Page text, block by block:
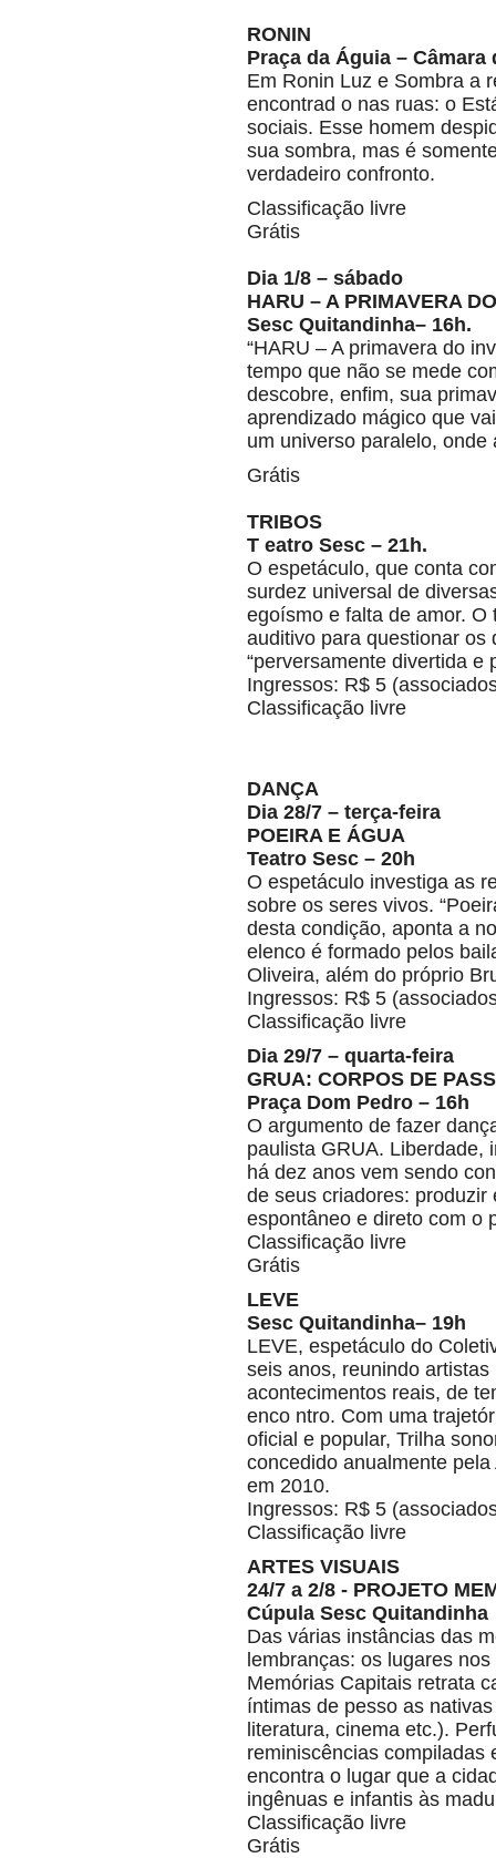
RONIN
Praça da Águia –
Em Ronin Luz e Sombra a
encontrad o nas ruas: o
sociais. Esse homem
sua sombra, mas é
verdadeiro confronto.
Classificação livre
Grátis
Dia 1/8 – sábado
HARU – A PRIMAVERA
Sesc Quitandinha– 16h.
“HARU – A primavera do
tempo que não se mede
descobre, enfim, sua
aprendizado mágico que
um universo paralelo,
Grátis
TRIBOS
T eatro Sesc – 21h.
O espetáculo, que conta
surdez universal de
egoísmo e falta de amor.
auditivo para questionar os
“perversamente divertida e
Ingressos: R$ 5
Classificação livre
DANÇA
Dia 28/7 – terça-feira
POEIRA E ÁGUA
Teatro Sesc – 20h
O espetáculo investiga as
sobre os seres vivos.
desta condição, aponta a
elenco é formado pelos
Oliveira, além do próprio
Ingressos: R$ 5
Classificação livre
Dia 29/7 – quarta-feira
GRUA: CORPOS DE
Praça Dom Pedro – 16h
O argumento de fazer
paulista GRUA. Liberdade,
há dez anos vem sendo
de seus criadores:
espontâneo e direto com o
Classificação livre
Grátis
LEVE
Sesc Quitandinha– 19h
LEVE, espetáculo do
seis anos, reunindo
acontecimentos reais, de
enco ntro. Com uma
oficial e popular, Trilha
concedido anualmente
em 2010.
Ingressos: R$ 5
Classificação livre
ARTES VISUAIS
24/7 a 2/8 - PROJETO
Cúpula Sesc Quitandinha
Das várias instâncias das
lembranças: os lugares
Memórias Capitais retrata
íntimas de pesso as
literatura, cinema etc.).
reminiscências compiladas
encontra o lugar que a
ingênuas e infantis às
Classificação livre
Grátis